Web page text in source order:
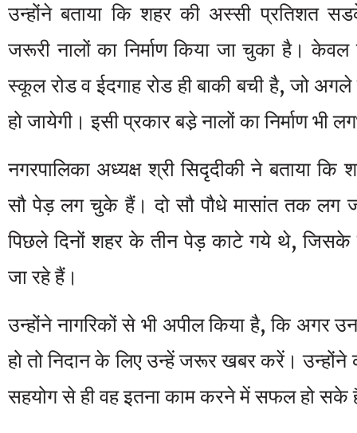
उन्होंने बताया कि शहर की अस्सी प्रतिशत
जरूरी नालों का निर्माण किया जा चुका है। केवल
स्कूल रोड व ईदगाह रोड ही बाकी बची है, जो
हो जायेगी। इसी प्रकार बडे़ नालों का निर्माण भी
नगरपालिका अध्यक्ष श्री सिदृदीकी ने बताया कि
सौ पेड़ लग चुके हैं। दो सौ पौधे मासांत तक लग
पिछले दिनों शहर के तीन पेड़ काटे गये थे, जिसके
जा रहे हैं।
उन्होंने नागरिकों से भी अपील किया है, कि अगर
हो तो निदान के लिए उन्हें जरूर खबर करें। उन्होंने
सहयोग से ही वह इतना काम करने में सफल हो सके